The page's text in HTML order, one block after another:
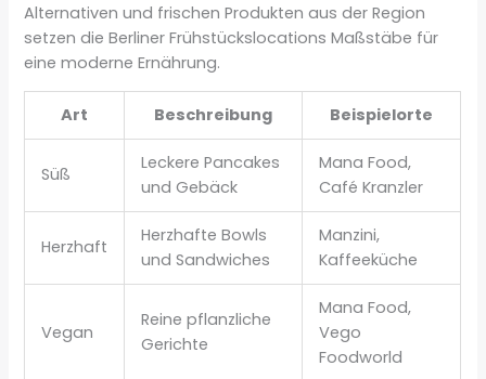
Alternativen und frischen Produkten aus der Region
setzen die Berliner Frühstückslocations Maßstäbe für
eine moderne Ernährung.
Art Beschreibung Beispielorte
Süß
Leckere Pancakes
und Gebäck
Mana Food,
Café Kranzler
Herzhaft
Herzhafte Bowls
und Sandwiches
Manzini,
Kaffeeküche
Vegan
Reine pflanzliche
Gerichte
Mana Food,
Vego
Foodworld